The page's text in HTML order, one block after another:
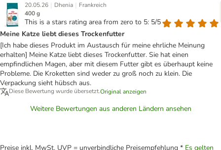
20.05.26 | Dhenia | Frankreich
400 g
This is a stars rating area from zero to 5: 5/5
Meine Katze liebt dieses Trockenfutter
[Ich habe dieses Produkt im Austausch für meine ehrliche Meinung
erhalten] Meine Katze liebt dieses Trockenfutter. Sie hat einen
empfindlichen Magen, aber mit diesem Futter gibt es überhaupt keine
Probleme. Die Kroketten sind weder zu groß noch zu klein. Die
Verpackung sieht hübsch aus.
Diese Bewertung wurde übersetzt.Original anzeigen
Weitere Bewertungen aus anderen Ländern ansehen
Preise inkl. MwSt. UVP = unverbindliche Preisempfehlung * Es gelten